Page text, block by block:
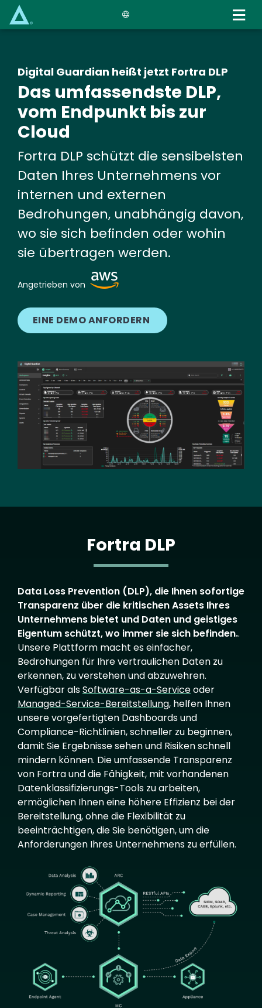
Digital Guardian heißt jetzt Fortra DLP
Das umfassendste DLP,
vom Endpunkt bis zur
Cloud
Fortra DLP schützt die sensibelsten
Daten Ihres Unternehmens vor
internen und externen
Bedrohungen, unabhängig davon,
wo sie sich befinden oder wohin
sie übertragen werden.
Angetrieben von Image
EINE DEMO ANFORDERN
Image
Fortra DLP
Data Loss Prevention (DLP), die Ihnen sofortige
Transparenz über die kritischen Assets Ihres
Unternehmens bietet und Daten und geistiges
Eigentum schützt, wo immer sie sich befinden..
Unsere Plattform macht es einfacher,
Bedrohungen für Ihre vertraulichen Daten zu
erkennen, zu verstehen und abzuwehren.
Verfügbar alsSoftware-as-a-Serviceoder
Managed-Service-Bereitstellung, helfen Ihnen
unsere vorgefertigten Dashboards und
Compliance-Richtlinien, schneller zu beginnen,
damit Sie Ergebnisse sehen und Risiken schnell
mindern können. Die umfassende Transparenz
von Fortra und die Fähigkeit, mit vorhandenen
Datenklassifizierungs-Tools zu arbeiten,
ermöglichen Ihnen eine höhere Effizienz bei der
Bereitstellung, ohne die Flexibilität zu
beeinträchtigen, die Sie benötigen, um die
Anforderungen Ihres Unternehmens zu erfüllen.